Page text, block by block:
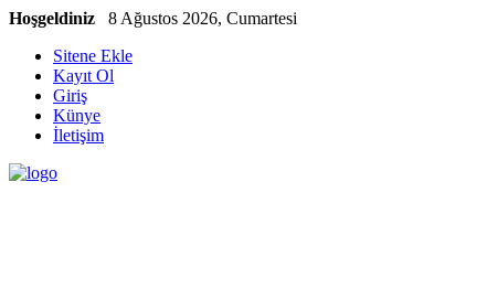
Hoşgeldiniz
8 Ağustos 2026, Cumartesi
Sitene Ekle
Kayıt Ol
Giriş
Künye
İletişim